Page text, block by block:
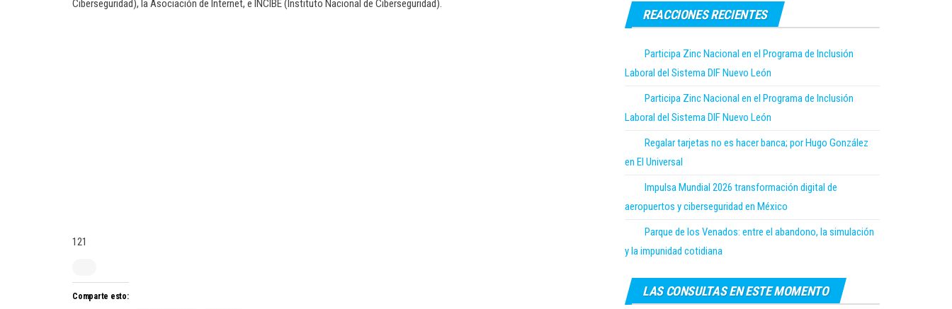
Ciberseguridad), la Asociación de Internet, e INCIBE (Instituto Nacional de Ciberseguridad).
121
Comparte esto:
REACCIONES RECIENTES
Participa Zinc Nacional en el Programa de Inclusión
Laboral del Sistema DIF Nuevo León
Participa Zinc Nacional en el Programa de Inclusión
Laboral del Sistema DIF Nuevo León
Regalar tarjetas no es hacer banca; por Hugo González
en El Universal
Impulsa Mundial 2026 transformación digital de
aeropuertos y ciberseguridad en México
Parque de los Venados: entre el abandono, la simulación
y la impunidad cotidiana
LAS CONSULTAS EN ESTE MOMENTO